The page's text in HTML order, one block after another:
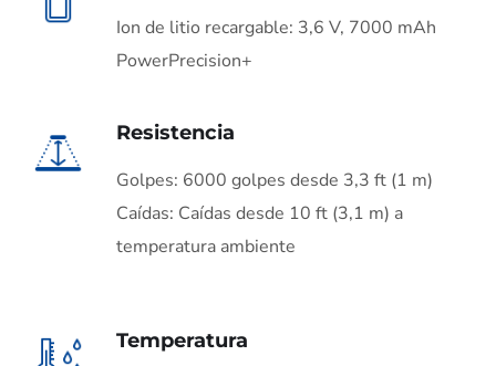
Ion de litio recargable: 3,6 V, 7000 mAh
PowerPrecision+
Resistencia
Golpes: 6000 golpes desde 3,3 ft (1 m)
Caídas: Caídas desde 10 ft (3,1 m) a
temperatura ambiente
Temperatura